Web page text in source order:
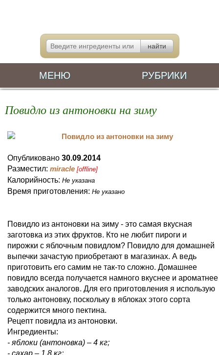
МЕНЮ РУБРИКИ
Повидло из антоновки на зиму
Опубликовано 30.09.2014
Разместил: miracle [offline]
Калорийность: Не указана
Время приготовления: Не указано
Повидло из антоновки на зиму - это самая вкусная
заготовка из этих фруктов. Кто не любит пироги и
пирожки с яблочным повидлом? Повидло для домашней
выпечки зачастую приобретают в магазинах. А ведь
приготовить его самим не так-то сложно. Домашнее
повидло всегда получается намного вкуснее и ароматнее
заводских аналогов. Для его приготовления я использую
только антоновку, поскольку в яблоках этого сорта
содержится много пектина.
Рецепт повидла из антоновки.
Ингредиенты:
- яблоки (антоновка) – 4 кг;
- сахар – 1,8 кг;